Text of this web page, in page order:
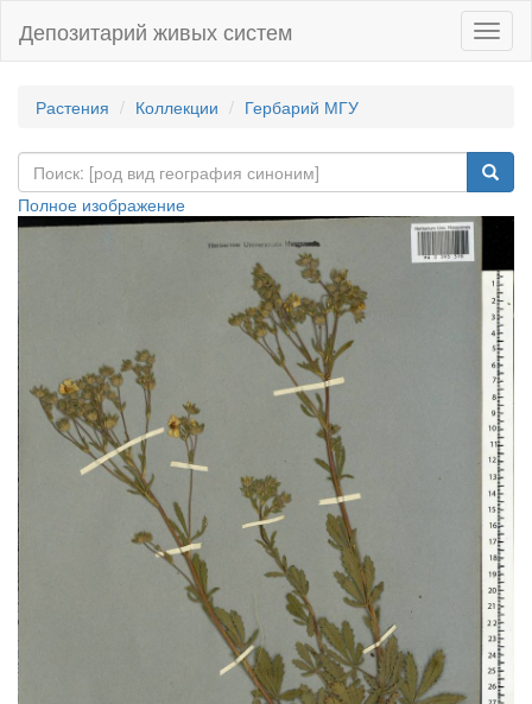
Депозитарий живых систем
Растения Коллекции Гербарий МГУ
Полное изображение